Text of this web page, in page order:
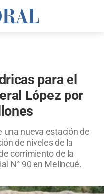
para el
López por
una nueva estación de
de niveles de la
corrimiento de la
N° 90 en Melincué.